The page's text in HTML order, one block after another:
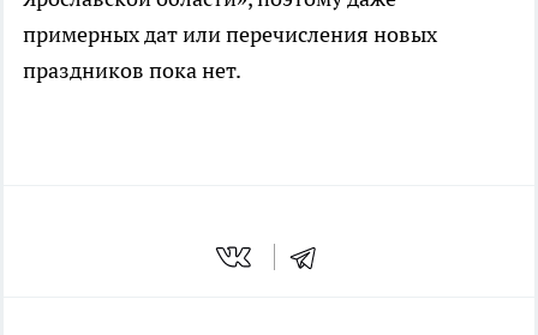
примерных дат или перечисления новых
праздников пока нет.